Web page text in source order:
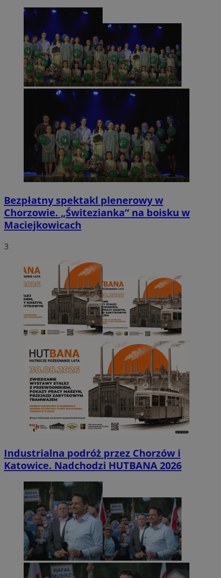
Bezpłatny spektakl plenerowy w
Chorzowie. „Świtezianka” na boisku w
Maciejkowicach
3
Industrialna podróż przez Chorzów i
Katowice. Nadchodzi HUTBANA 2026